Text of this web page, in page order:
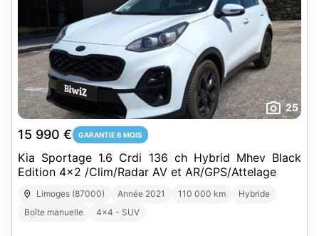
25
15 990 € GARANTIE 6 MOIS
Kia Sportage 1.6 Crdi 136 ch Hybrid Mhev Black
Edition 4x2 /Clim/Radar AV et AR/GPS/Attelage
Limoges (87000) Année 2021 110 000 km
Hybride
Boîte manuelle
4x4 - SUV